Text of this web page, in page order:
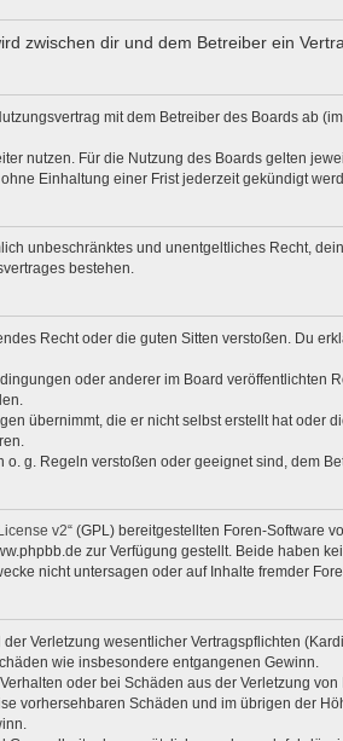
zwischen dir und dem Betreiber ein
mit dem Betreiber des Boards ab
nutzen. Für die Nutzung des Boards gelten
Einhaltung einer Frist jederzeit gekündigt
unbeschränktes und unentgeltliches Recht,
bestehen.
Recht oder die guten Sitten verstoßen. Du
oder anderer im Board veröffentlichten
übernimmt, die er nicht selbst erstellt hat oder
g. Regeln verstoßen oder geeignet sind, dem
v2“ (GPL) bereitgestellten Foren-Software
zur Verfügung gestellt. Beide haben
nicht untersagen oder auf Inhalte fremder
Verletzung wesentlicher Vertragspflichten
wie insbesondere entgangenen Gewinn.
oder bei Schäden aus der Verletzung
vorhersehbaren Schäden und im übrigen der